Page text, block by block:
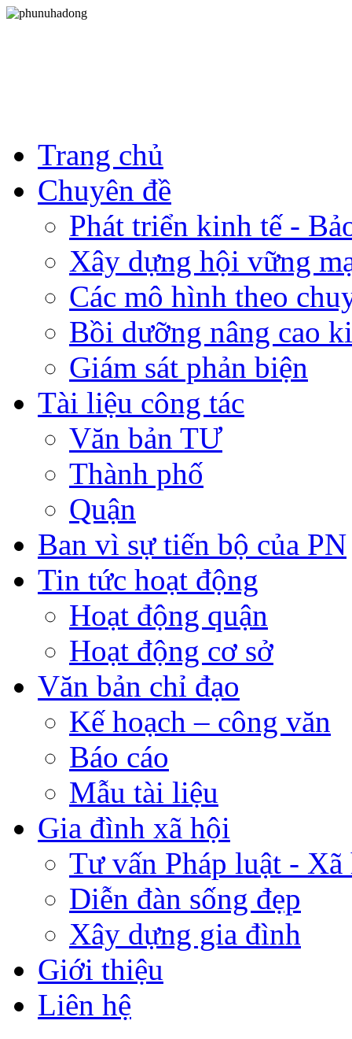
Trang chủ
Chuyên đề
Phát triển kinh tế -
Xây dựng hội vững
Các mô hình theo
Bồi dưỡng nâng cao
Giám sát phản biện
Tài liệu công tác
Văn bản TƯ
Thành phố
Quận
Ban vì sự tiến bộ của PN
Tin tức hoạt động
Hoạt động quận
Hoạt động cơ sở
Văn bản chỉ đạo
Kế hoạch – công văn
Báo cáo
Mẫu tài liệu
Gia đình xã hội
Tư vấn Pháp luật - Xã
Diễn đàn sống đẹp
Xây dựng gia đình
Giới thiệu
Liên hệ